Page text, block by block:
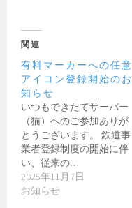
関連
有料マーカーへの任意
アイコン登録開始のお
知らせ
いつもできたてサーバー
（猫）へのご参加ありが
とうございます。 鉄道事
業者登録制度の開始に伴
い、従来の…
2025年11月7日
お知らせ